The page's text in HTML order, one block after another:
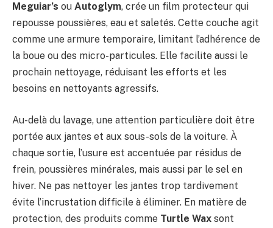
Meguiar’s ou Autoglym, crée un film protecteur qui
repousse poussières, eau et saletés. Cette couche agit
comme une armure temporaire, limitant l’adhérence de
la boue ou des micro-particules. Elle facilite aussi le
prochain nettoyage, réduisant les efforts et les
besoins en nettoyants agressifs.
Au-delà du lavage, une attention particulière doit être
portée aux jantes et aux sous-sols de la voiture. À
chaque sortie, l’usure est accentuée par résidus de
frein, poussières minérales, mais aussi par le sel en
hiver. Ne pas nettoyer les jantes trop tardivement
évite l’incrustation difficile à éliminer. En matière de
protection, des produits comme Turtle Wax sont